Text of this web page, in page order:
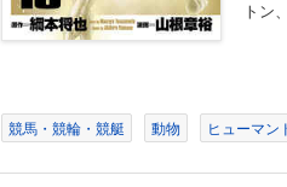
トン
競馬・競輪・競艇 動物 ヒューマン
完結
いよいよスピーデ